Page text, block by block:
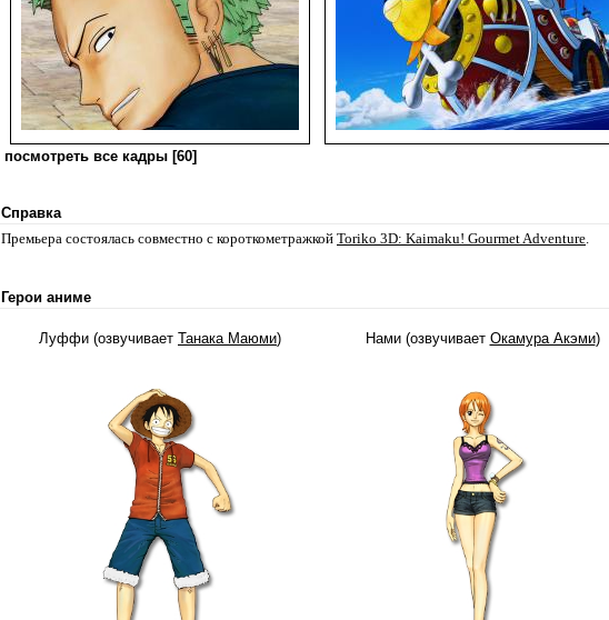
посмотреть все кадры [60]
Справка
Премьера состоялась совместно с короткометражкой Toriko 3D: Kaimaku! Gourmet Adventure.
Герои аниме
Луффи (озвучивает Танака Маюми) Нами (озвучивает Окамура Акэми)